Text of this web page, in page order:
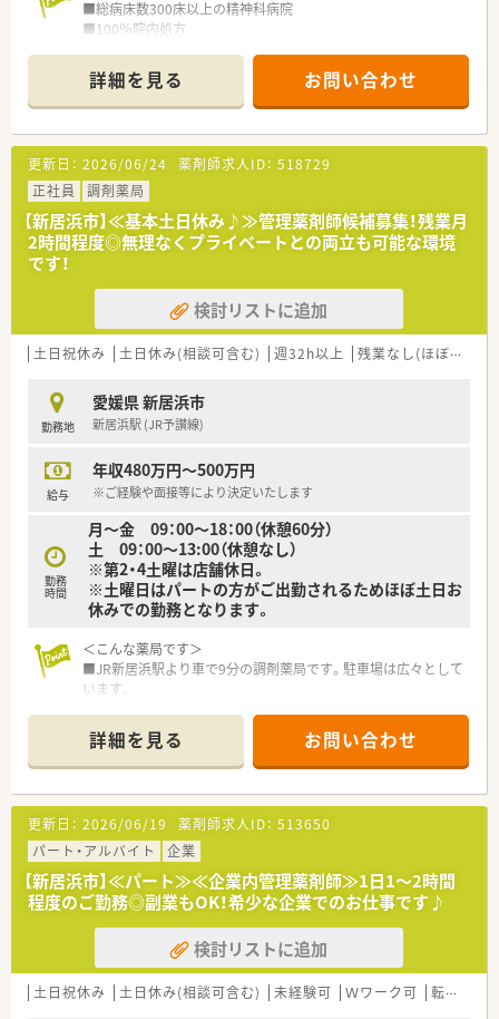
■総病床数300床以上の精神科病院
■100％院内処方
化も進んでいる病院です。
＜業務内容＞
■調剤・監査・外来対応 等
■外来は平均75枚/日
<法人特徴>
■新居浜市に1施設、四国中央に1施設を展開している地域密着
型の病院です。
■看護専門学校の運営も行っており、若手医療従事者の育成にも
■「精神科専門医制度における研修施設」として認定を受け研修
医始め他の実習生も受け入れています。
詳細を見る お問い合わせ
更新日： 2026/06/24 薬剤師求人ID： 518729
正社員
調剤薬局
【新居浜市】≪基本土日休み♪≫管理薬剤師候補募集！残業月
2時間程度◎無理なくプライベートとの両立も可能な環境
です！
検討リストに追加
土日祝休み 土日休み(相談可含む) 週32h以上 残業なし(ほぼなし含む)
勤務地
愛媛県 新居浜市
新居浜駅 (JR予讃線)
給与
年収480万円～500万円
※ご経験や面接等により決定いたします
勤務
時間
月～金 09：00～18：00（休憩60分）
土 09：00～13:00（休憩なし）
※第2・4土曜は店舗休日。
※土曜日はパートの方がご出勤されるためほぼ土日お
休みでの勤務となります。
＜こんな薬局です＞
■JR新居浜駅より車で9分の調剤薬局です。駐車場は広々として
います。
■基本的に薬剤師常時1名体制となります。
現在の管理薬剤師さんの後任としてご入職頂ける方を募集し
ています。
■患者様の待ち時間を少なく・薬剤師さんの業務不可を軽減した
いという目的で
全自動分包機や自社独自の調剤監査確認システムも導入され
ています。
■第1・3・5土曜日もAMのみ開局されていますが、
基本的にはパートさんがご出勤頂いていますので、
ご出勤頂ける週は平日のみ勤務・土日休みとなります。
■調剤・投薬・監査等、外来対応全般をご対応頂きます。
■処方箋枚数は1日あたり平均25枚程度。
詳細を見る お問い合わせ
更新日： 2026/06/19 薬剤師求人ID： 513650
パート・アルバイト
企業
【新居浜市】≪パート≫≪企業内管理薬剤師≫1日1～2時間
程度のご勤務◎副業もOK！希少な企業でのお仕事です♪
検討リストに追加
土日祝休み 土日休み(相談可含む) 未経験可 Ｗワーク可 転勤なし